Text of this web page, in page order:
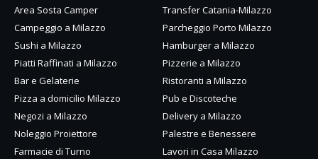
Area Sosta Camper
Transfer Catania-Milazzo
Campeggio a Milazzo
Parcheggio Porto Milazzo
Sushi a Milazzo
Hamburger a Milazzo
Piatti Raffinati a Milazzo
Pizzerie a Milazzo
Bar e Gelaterie
Ristoranti a Milazzo
Pizza a domicilio Milazzo
Pub e Discoteche
Negozi a Milazzo
Delivery a Milazzo
Noleggio Proiettore
Palestre e Benessere
Farmacie di Turno
Lavori in Casa Milazzo